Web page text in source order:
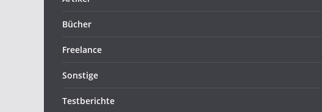
Bücher
Freelance
Sonstige
Testberichte